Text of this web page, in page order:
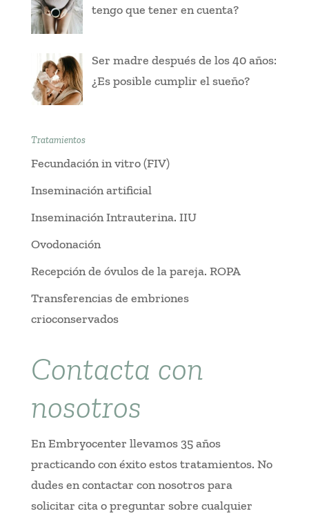
tengo que tener en cuenta?
Ser madre después de los 40 años:
¿Es posible cumplir el sueño?
Tratamientos
Fecundación in vitro (FIV)
Inseminación artificial
Inseminación Intrauterina. IIU
Ovodonación
Recepción de óvulos de la pareja. ROPA
Transferencias de embriones
crioconservados
Contacta con
nosotros
En Embryocenter llevamos 35 años
practicando con éxito estos tratamientos. No
dudes en contactar con nosotros para
solicitar cita o preguntar sobre cualquier